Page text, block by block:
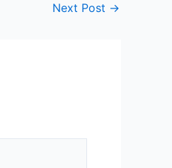
Next Post →